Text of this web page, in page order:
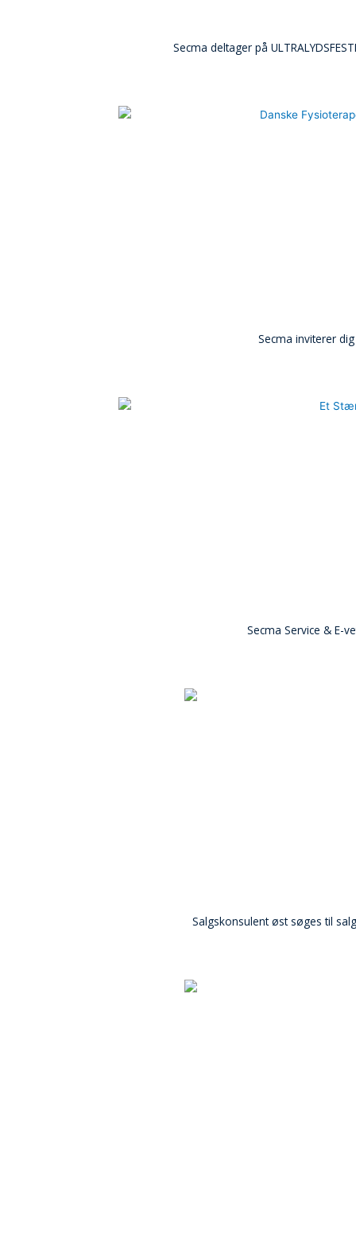
Secma deltager på
Secma inviterer
Secma Service & E-
Salgskonsulent øst søges til